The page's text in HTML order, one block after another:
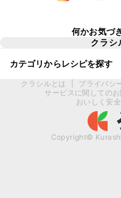
何かお気づ
クラシ
カテゴリからレシピを探す
クラシルとは プライバシ
サービスに関しての
おいしく安
Copyright©